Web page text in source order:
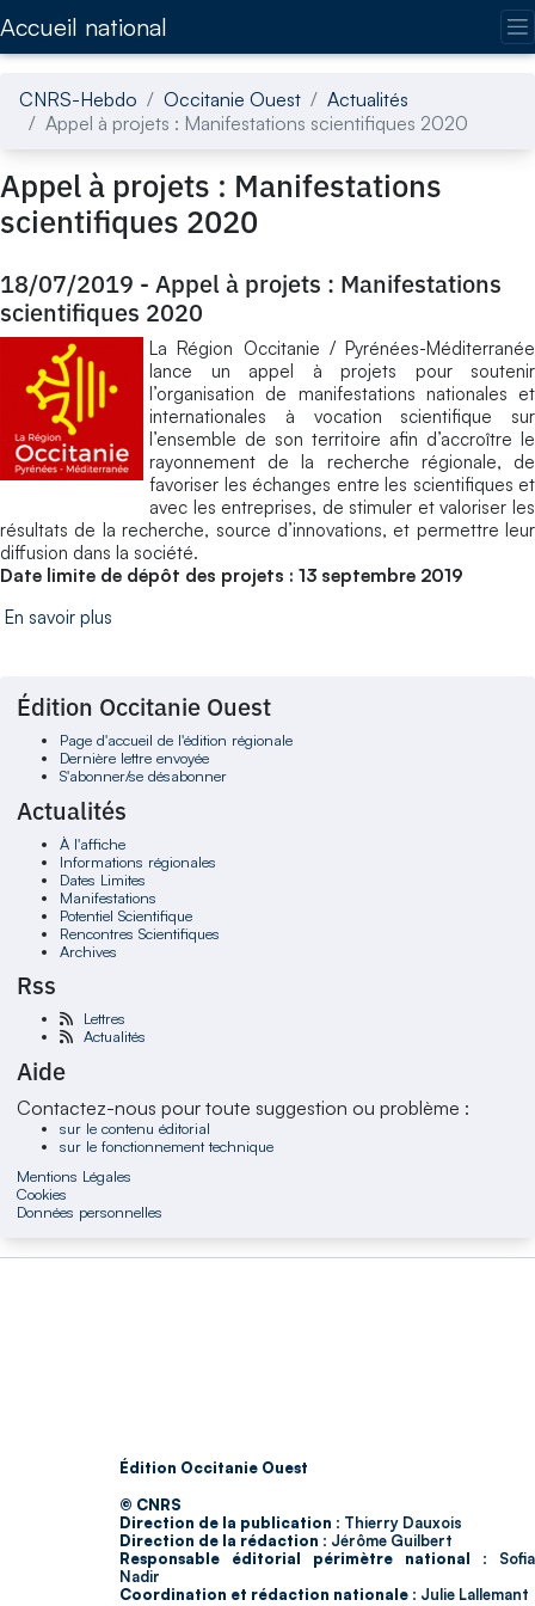
Accueil national
CNRS-Hebdo Occitanie Ouest
Actualités
Appel à projets : Manifestations scientifiques 2020
Appel à projets : Manifestations
scientifiques 2020
18/07/2019 - Appel à projets : Manifestations
scientifiques 2020
La Région Occitanie / Pyrénées-Méditerranée
lance un appel à projets pour soutenir
l’organisation de manifestations nationales et
internationales à vocation scientifique sur
l’ensemble de son territoire afin d’accroître le
rayonnement de la recherche régionale, de
favoriser les échanges entre les scientifiques et
avec les entreprises, de stimuler et valoriser les
résultats de la recherche, source d’innovations, et permettre leur
diffusion dans la société.
Date limite de dépôt des projets : 13 septembre 2019
En savoir plus
Édition Occitanie Ouest
Page d'accueil de l'édition régionale
Dernière lettre envoyée
S'abonner/se désabonner
Actualités
À l'affiche
Informations régionales
Dates Limites
Manifestations
Potentiel Scientifique
Rencontres Scientifiques
Archives
Rss
Lettres
Actualités
Aide
Contactez-nous pour toute suggestion ou problème :
sur le contenu éditorial
sur le fonctionnement technique
Mentions Légales
Cookies
Données personnelles
Édition Occitanie Ouest
© CNRS
Direction de la publication : Thierry Dauxois
Direction de la rédaction : Jérôme Guilbert
Responsable éditorial périmètre national : Sofia
Nadir
Coordination et rédaction nationale : Julie Lallemant